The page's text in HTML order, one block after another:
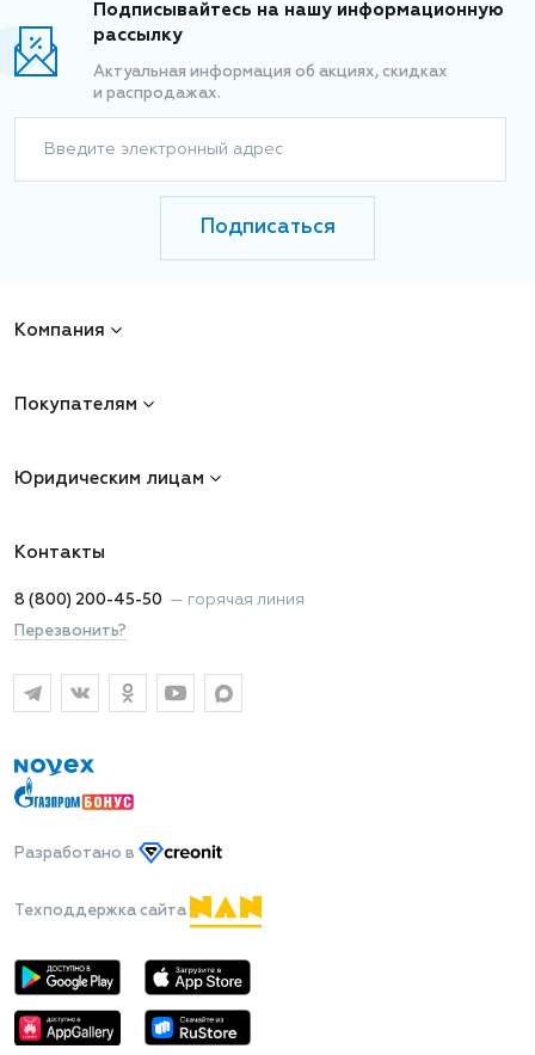
Подписывайтесь на нашу информационную
рассылку
Актуальная информация об акциях, скидках
и распродажах.
Введите электронный адрес
Подписаться
Компания
Покупателям
Юридическим лицам
Контакты
8 (800) 200-45-50 — горячая линия
Перезвонить?
Разработано в
Техподдержка сайта